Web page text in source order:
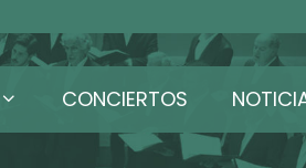
CONCIERTOS